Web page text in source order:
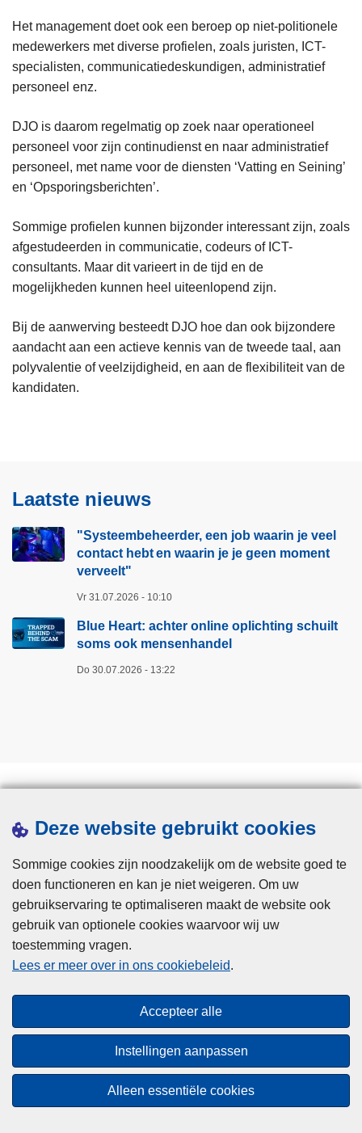
Deze website gebruikt cookies
Sommige cookies zijn noodzakelijk om de website goed te
doen functioneren en kan je niet weigeren. Om uw
gebruikservaring te optimaliseren maakt de website ook
gebruik van optionele cookies waarvoor wij uw
toestemming vragen.
Lees er meer over in ons cookiebeleid.
Accepteer alle
Instellingen aanpassen
Alleen essentiële cookies
Het management doet ook een beroep op niet-politionele
medewerkers met diverse profielen, zoals juristen, ICT-
specialisten, communicatiedeskundigen, administratief
personeel enz.
DJO is daarom regelmatig op zoek naar operationeel
personeel voor zijn continudienst en naar administratief
personeel, met name voor de diensten ‘Vatting en Seining’
en ‘Opsporingsberichten’.
Sommige profielen kunnen bijzonder interessant zijn, zoals
afgestudeerden in communicatie, codeurs of ICT-
consultants. Maar dit varieert in de tijd en de
mogelijkheden kunnen heel uiteenlopend zijn.
Bij de aanwerving besteedt DJO hoe dan ook bijzondere
aandacht aan een actieve kennis van de tweede taal, aan
polyvalentie of veelzijdigheid, en aan de flexibiliteit van de
kandidaten.
Laatste nieuws
"Systeembeheerder, een job waarin je veel
contact hebt en waarin je je geen moment
verveelt"​
Vr 31.07.2026 - 10:10
Blue Heart: achter online oplichting schuilt
soms ook mensenhandel
Do 30.07.2026 - 13:22
Downloads
Statistieken
Campagnes
Disclaimer
Privacy
Cookies
Toegankelijkheid